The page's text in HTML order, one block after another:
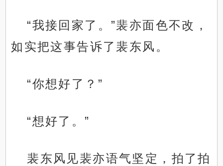
“我接回家了。”裴亦面色不改，
如实把这事告诉了裴东风。
“你想好了？”
“想好了。”
裴东风见裴亦语气坚定，拍了拍